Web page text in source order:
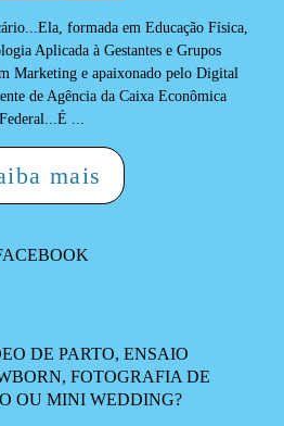
formada em Educação Física,
Aplicada à Gestantes e Grupos
Marketing e apaixonado pelo Digital
de Agência da Caixa Econômica
Federal...É ...
mais
DE PARTO, ENSAIO
FOTOGRAFIA DE
OU MINI WEDDING?